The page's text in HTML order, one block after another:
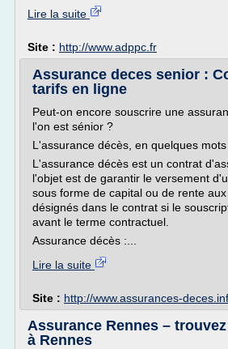
Lire la suite
Site : http://www.adppc.fr
Assurance deces senior :
tarifs en ligne
Peut-on encore souscrire une
l'on est sénior ?
L'assurance décès, en quelques mots
L'assurance décès est un contrat
l'objet est de garantir le versement
sous forme de capital ou de rente
désignés dans le contrat si le
avant le terme contractuel.
Assurance décès :...
Lire la suite
Site : http://www.assurances-
Assurance Rennes –
à Rennes